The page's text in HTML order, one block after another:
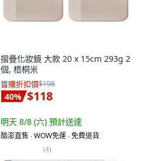
摺疊化妝鏡 大款 20 x 15cm 293g 2
個, 梧桐米
首購折扣價$198
40% $118
明天 8/8 (六) 預計送達
酷澎直售 ∙ WOW免運 ∙ 免費退貨
(4)